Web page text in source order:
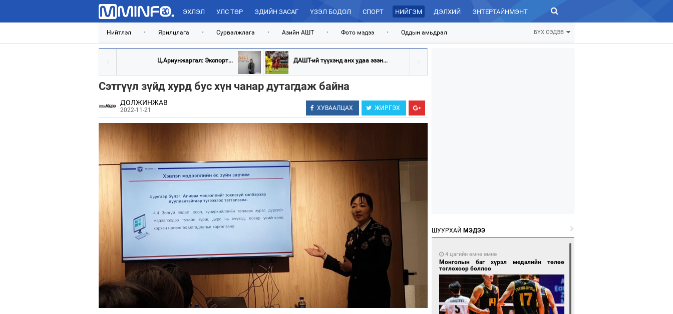
ЭХЛЭЛ УЛС ТӨР ЭДИЙН ЗАСАГ ҮЗЭЛ БОДОЛ СПОРТ НИЙГЭМ ДЭЛХИЙ ЭНТЕРТАЙНМЭНТ ЗУРХАЙ
Нийтлэл • Ярилцлага • Сурвалжлага • Азийн АШТ • Фото мэдээ • Оддын амьдрал БҮХ СЭДЭВ
Ц.Ариунжаргал: Экспорт... ДАШТ-ий түүхэнд анх удаа эзэн...
Сэтгүүл зүйд хурд бус хүн чанар дутагдаж байна
ДОЛЖИНЖАВ
2022-11-21 ХУВААЛЦАХ ЖИРГЭХ
ШУУРХАЙ МЭДЭЭ
4 цагийн өмнө өмнө
Монголын баг хүрэл медалийн төлөө
тоглохоор боллоо